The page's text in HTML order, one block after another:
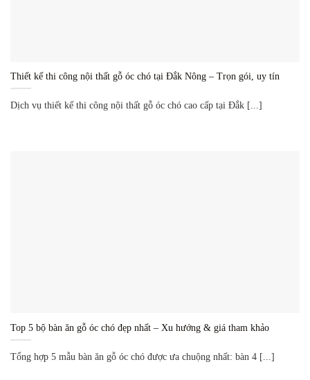
Thiết kế thi công nội thất gỗ óc chó tại Đắk Nông – Trọn gói, uy tín
Dịch vụ thiết kế thi công nội thất gỗ óc chó cao cấp tại Đắk [...]
Top 5 bộ bàn ăn gỗ óc chó đẹp nhất – Xu hướng & giá tham khảo
Tổng hợp 5 mẫu bàn ăn gỗ óc chó được ưa chuộng nhất: bàn 4 [...]